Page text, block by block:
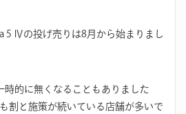
5 Ⅳの投げ売りは8月から始まりまし
時的に無くなることもありました
割と施策が続いている店舗が多いで